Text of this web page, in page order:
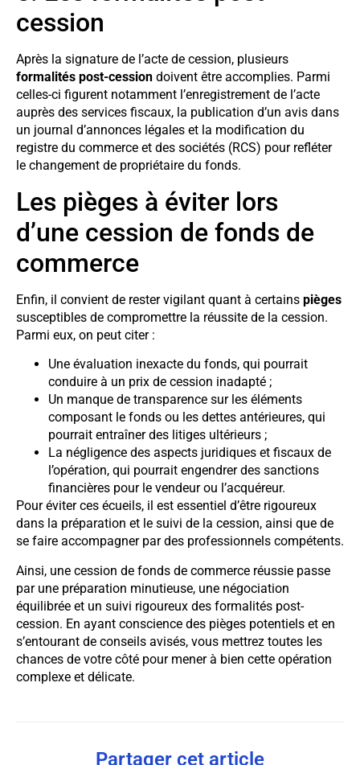
cession
Après la signature de l’acte de cession, plusieurs
formalités post-cession doivent être accomplies. Parmi
celles-ci figurent notamment l’enregistrement de l’acte
auprès des services fiscaux, la publication d’un avis dans
un journal d’annonces légales et la modification du
registre du commerce et des sociétés (RCS) pour refléter
le changement de propriétaire du fonds.
Les pièges à éviter lors
d’une cession de fonds de
commerce
Enfin, il convient de rester vigilant quant à certains pièges
susceptibles de compromettre la réussite de la cession.
Parmi eux, on peut citer :
Une évaluation inexacte du fonds, qui pourrait
conduire à un prix de cession inadapté ;
Un manque de transparence sur les éléments
composant le fonds ou les dettes antérieures, qui
pourrait entraîner des litiges ultérieurs ;
La négligence des aspects juridiques et fiscaux de
l’opération, qui pourrait engendrer des sanctions
financières pour le vendeur ou l’acquéreur.
Pour éviter ces écueils, il est essentiel d’être rigoureux
dans la préparation et le suivi de la cession, ainsi que de
se faire accompagner par des professionnels compétents.
Ainsi, une cession de fonds de commerce réussie passe
par une préparation minutieuse, une négociation
équilibrée et un suivi rigoureux des formalités post-
cession. En ayant conscience des pièges potentiels et en
s’entourant de conseils avisés, vous mettrez toutes les
chances de votre côté pour mener à bien cette opération
complexe et délicate.
Partager cet article